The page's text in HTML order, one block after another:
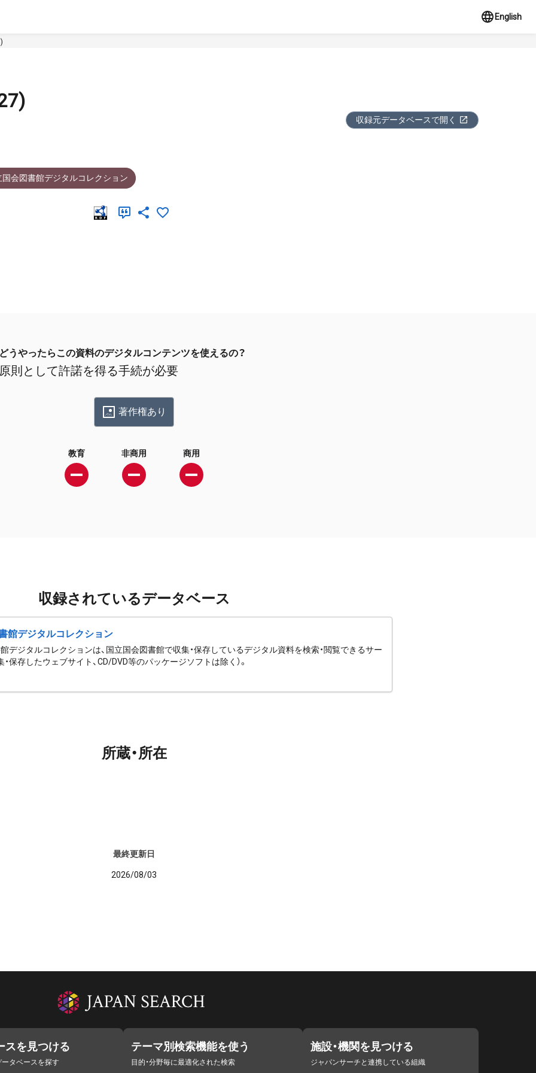
English
収録元データベースで開く
国会図書館デジタルコレクション
どうやったらこの資料のデジタルコンテンツを使えるの？
原則として許諾を得る手続が必要
著作権あり
教育 非商用 商用
収録されているデータベース
館デジタルコレクション
デジタルコレクションは、国立国会図書館で収集・保存しているデジタル資料を検索・閲覧できるサー
・保存したウェブサイト、CD/DVD等のパッケージソフトは除く）。
所蔵・所在
最終更新日
2026/08/03
スを見つける
タベースを探す
テーマ別検索機能を使う
目的・分野毎に最適化された検索
施設・機関を見つける
ジャパンサーチと連携している組織